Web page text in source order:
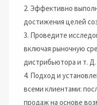
2. Эффективно
достижения целей
3. Проведите
включая рыночную
дистрибьютора и т. Д.
4. Подход и
всеми клиентами:
продаж на основе